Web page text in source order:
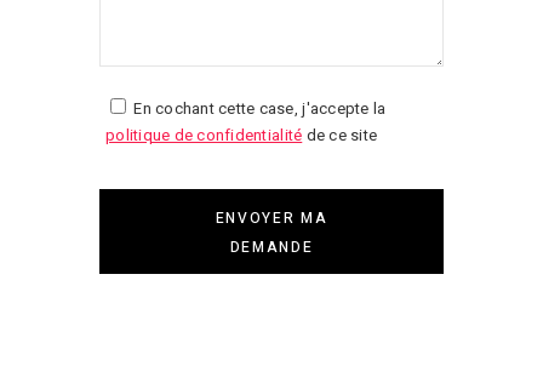
En cochant cette case, j'accepte la
politique de confidentialité de ce site
ENVOYER MA
DEMANDE